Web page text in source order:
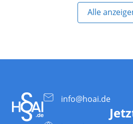
Alle
info@hoai.de